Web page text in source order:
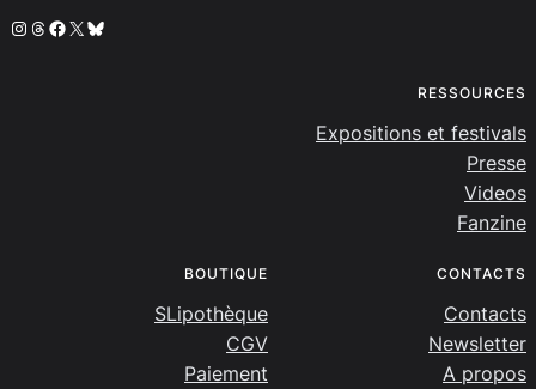
Instagram
Threads
Facebook
X Bluesky
RESSOURCES
Expositions et festivals
Presse
Videos
Fanzine
BOUTIQUE
SLipothèque
CGV
Paiement
CONTACTS
Contacts
Newsletter
A propos